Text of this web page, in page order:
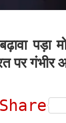
पड़ा
पर गंभीर
T
Share